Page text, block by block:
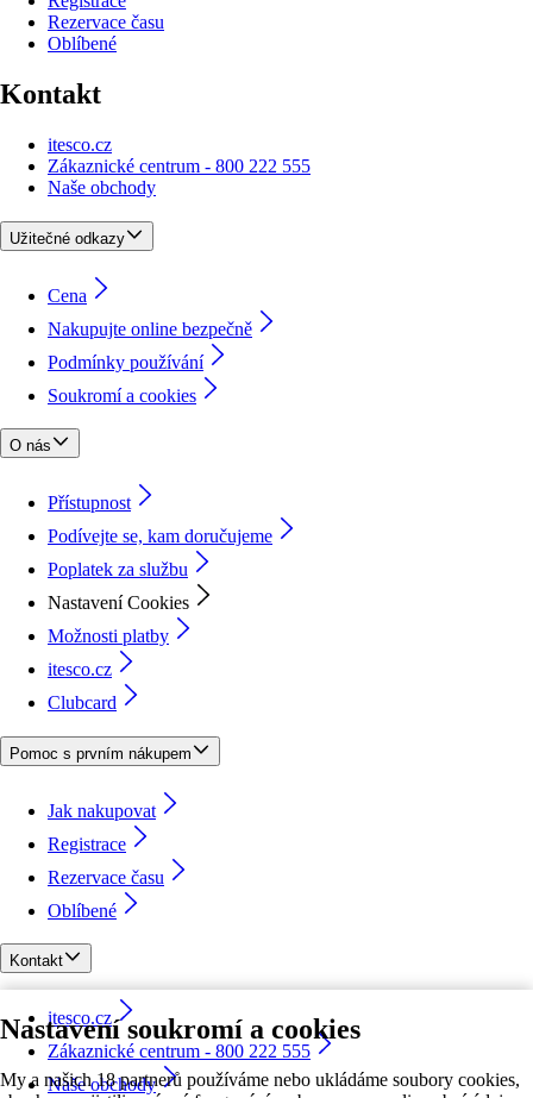
Nastavení soukromí a cookies
My a našich 18 partnerů používáme nebo ukládáme soubory cookies,
Rezervace času
Oblíbené
Kontakt
itesco.cz
Zákaznické centrum - 800 222 555
Naše obchody
Užitečné odkazy
Cena
Nakupujte online bezpečně
Podmínky používání
Soukromí a cookies
O nás
Přístupnost
Podívejte se, kam doručujeme
Poplatek za službu
Nastavení Cookies
Možnosti platby
itesco.cz
Clubcard
Pomoc s prvním nákupem
Jak nakupovat
Registrace
Rezervace času
Oblíbené
Kontakt
itesco.cz
Zákaznické centrum - 800 222 555
Naše obchody